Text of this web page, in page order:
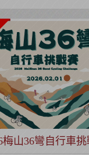
梅山36彎自行車